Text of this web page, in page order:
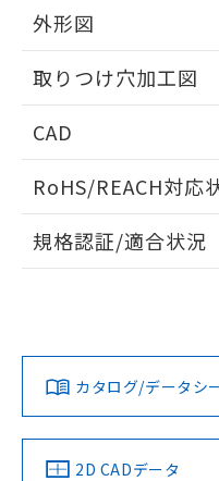
外形図
取りつけ穴加工図
CAD
ドすることができま
ログ
ダウンロードデータをご
みください。
ソフトウェアの使用条件
RoHS/REACH対応
EU RoHS 注意事項・
対応済み
中国 RoHS 注意事項・
規格認証/適合状況
LR型式承認
（イギリス
船舶規格）
DNV型
（ノル
カタログ/データシ
2D CADデータ
欄に対応日を記載
既に当社にて対
していることか
り、2022年1月12
す。